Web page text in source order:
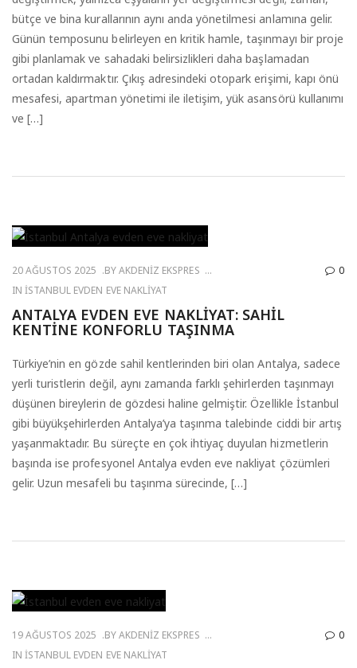
bütçe ve bina kurallarının aynı anda yönetilmesi anlamına gelir.
Günün temposunu belirleyen en kritik hamle, taşınmayı bir proje
gibi planlamak ve sahadaki belirsizlikleri daha başlamadan
ortadan kaldırmaktır. Çıkış adresindeki otopark erişimi, kapı önü
mesafesi, apartman yönetimi ile iletişim, yük asansörü kullanımı
ve […]
20 AĞUSTOS 2025 BYAKDENIZ EKSPRES
INİSTANBUL EVDEN EVE NAKLIYAT
0
ANTALYA EVDEN EVE NAKLIYAT: SAHIL
KENTINE KONFORLU TAŞINMA
Türkiye’nin en gözde sahil kentlerinden biri olan Antalya, sadece
yerli turistlerin değil, aynı zamanda farklı şehirlerden taşınmayı
düşünen bireylerin de gözdesi haline gelmiştir. Özellikle İstanbul
gibi büyükşehirlerden Antalya’ya taşınma talebinde ciddi bir artış
yaşanmaktadır. Bu süreçte en çok ihtiyaç duyulan hizmetlerin
başında ise profesyonel Antalya evden eve nakliyat çözümleri
gelir. Uzun mesafeli bu taşınma sürecinde, […]
19 AĞUSTOS 2025 BYAKDENIZ EKSPRES
INİSTANBUL EVDEN EVE NAKLIYAT
0